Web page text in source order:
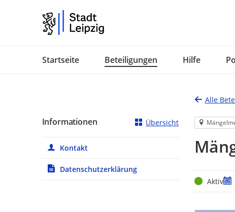
Startseite Beteiligungen Hilfe
Alle
StatusAktiv
Informationen Übersicht
Kontakt
Datenschutzerklärung